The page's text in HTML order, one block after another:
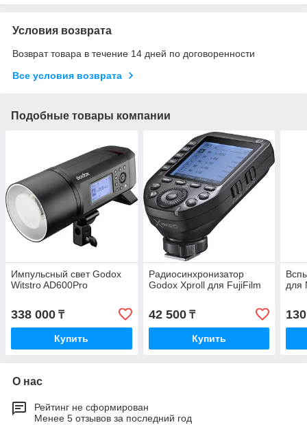
Условия возврата
Возврат товара в течение 14 дней по договоренности
Все условия возврата
Подобные товары компании
Импульсный свет Godox
Witstro AD600Pro
338 000 ₸
Купить
Радиосинхронизатор
Godox Xproll для FujiFilm
42 500₸
Купить
для
О нас
Рейтинг не сформирован
Менее 5 отзывов за последний год